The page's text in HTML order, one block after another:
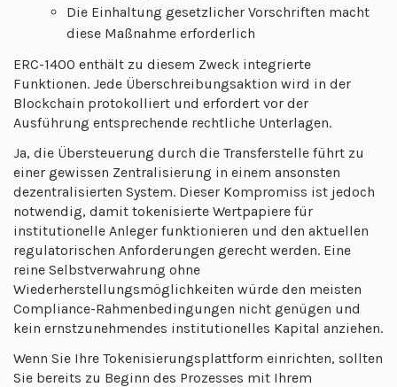
Die Einhaltung gesetzlicher Vorschriften macht
diese Maßnahme erforderlich
ERC-1400 enthält zu diesem Zweck integrierte
Funktionen. Jede Überschreibungsaktion wird in der
Blockchain protokolliert und erfordert vor der
Ausführung entsprechende rechtliche Unterlagen.
Ja, die Übersteuerung durch die Transferstelle führt zu
einer gewissen Zentralisierung in einem ansonsten
dezentralisierten System. Dieser Kompromiss ist jedoch
notwendig, damit tokenisierte Wertpapiere für
institutionelle Anleger funktionieren und den aktuellen
regulatorischen Anforderungen gerecht werden. Eine
reine Selbstverwahrung ohne
Wiederherstellungsmöglichkeiten würde den meisten
Compliance-Rahmenbedingungen nicht genügen und
kein ernstzunehmendes institutionelles Kapital anziehen.
Wenn Sie Ihre Tokenisierungsplattform einrichten, sollten
Sie bereits zu Beginn des Prozesses mit Ihrem